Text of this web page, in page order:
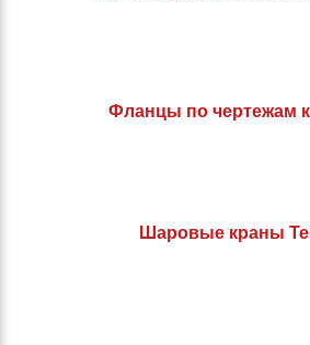
Фланцы по чертежам
Шаровые краны